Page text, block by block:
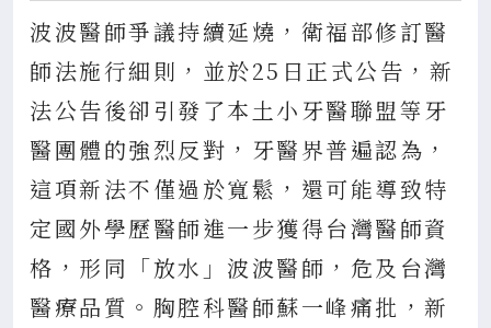
波波醫師爭議持續延燒，衛福部修訂醫
師法施行細則，並於25日正式公告，新
法公告後卻引發了本土小牙醫聯盟等牙
醫團體的強烈反對，牙醫界普遍認為，
這項新法不僅過於寬鬆，還可能導致特
定國外學歷醫師進一步獲得台灣醫師資
格，形同「放水」波波醫師，危及台灣
醫療品質。胸腔科醫師蘇一峰痛批，新